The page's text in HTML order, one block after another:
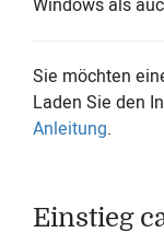
Windows als
Sie möchten
Laden Sie den
Anleitung.
Einstieg